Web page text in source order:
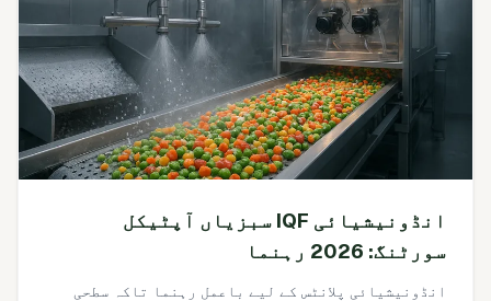
انڈونیشیائی IQF سبزیاں آپٹیکل
سورٹنگ: 2026 رہنما
انڈونیشیائی پلانٹس کے لیے باعمل رہنما تاکہ سطحی